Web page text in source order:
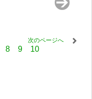
8 9 10
次のページへ